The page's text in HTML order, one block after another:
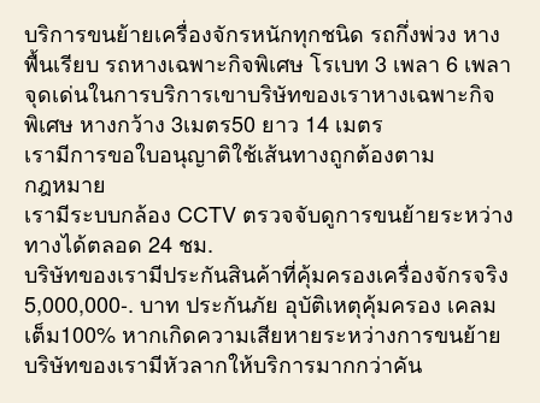
บริการขนย้ายเครื่องจักรหนักทุกชนิด รถกึ่งพ่วง หาง
พื้นเรียบ รถหางเฉพาะกิจพิเศษ โรเบท 3 เพลา 6 เพลา
จุดเด่นในการบริการเขาบริษัทของเราหางเฉพาะกิจ
พิเศษ หางกว้าง 3เมตร50 ยาว 14 เมตร
เรามีการขอใบอนุญาติใช้เส้นทางถูกต้องตาม
กฎหมาย
เรามีระบบกล้อง CCTV ตรวจจับดูการขนย้ายระหว่าง
ทางได้ตลอด 24 ชม.
บริษัทของเรามีประกันสินค้าที่คุ้มครองเครื่องจักรจริง
5,000,000-. บาท ประกันภัย อุบัติเหตุคุ้มครอง เคลม
เต็ม100% หากเกิดความเสียหายระหว่างการขนย้าย
บริษัทของเรามีหัวลากให้บริการมากกว่าคัน